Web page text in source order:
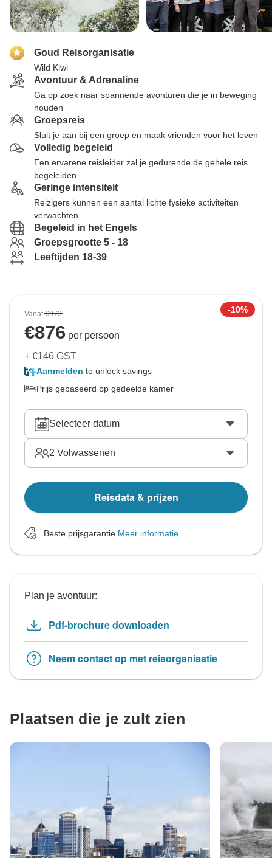
Goud Reisorganisatie
Wild Kiwi
Avontuur & Adrenaline
Ga op zoek naar spannende avonturen die je in beweging
houden
Groepsreis
Sluit je aan bij een groep en maak vrienden voor het leven
Volledig begeleid
Een ervarene reisleider zal je gedurende de gehele reis
begeleiden
Geringe intensiteit
Reizigers kunnen een aantal lichte fysieke activiteiten
verwachten
Begeleid in het Engels
Groepsgrootte 5 - 18
Leeftijden 18-39
Vanaf€973 -10%
€876 per persoon
+ €146 GST
Aanmelden to unlock savings
Prijs gebaseerd op gedeelde kamer
Selecteer datum
2 Volwassenen
Reisdata & prijzen
Beste prijsgarantie Meer informatie
Plan je avontuur:
Pdf-brochure downloaden
Neem contact op met reisorganisatie
Plaatsen die je zult zien